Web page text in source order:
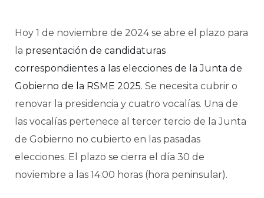
Hoy 1 de noviembre de 2024 se abre el plazo para
la presentación de candidaturas
correspondientes a las elecciones de la Junta de
Gobierno de la RSME 2025. Se necesita cubrir o
renovar la presidencia y cuatro vocalías. Una de
las vocalías pertenece al tercer tercio de la Junta
de Gobierno no cubierto en las pasadas
elecciones. El plazo se cierra el día 30 de
noviembre a las 14:00 horas (hora peninsular).